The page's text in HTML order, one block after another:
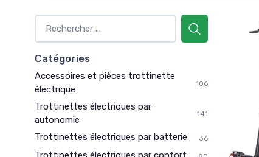
Catégories
Accessoires et pièces trottinette
électrique
106
Trottinettes électriques par
autonomie
141
Trottinettes électriques par batterie 36